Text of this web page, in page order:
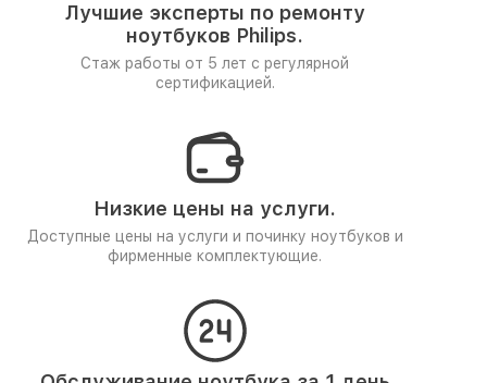
Лучшие эксперты по ремонту
ноутбуков Philips.
Стаж работы от 5 лет с регулярной
сертификацией.
Низкие цены на услуги.
Доступные цены на услуги и починку ноутбуков и
фирменные комплектующие.